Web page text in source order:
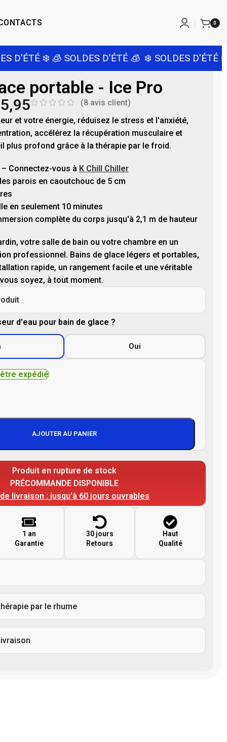
0
❄️🧊 SOLDES D'ÉTÉ 🧊 ❄️ SOLDES D'ÉTÉ ❄️🧊
portable - Ice Pro
(8avis client)
et votre énergie, réduisez le stress et l'anxiété,
accélérez la récupération musculaire et
plus profond grâce à la thérapie par le froid.
Connectez-vous à K Chill Chiller
parois en caoutchouc de 5 cm
en seulement 10 minutes
complète du corps jusqu'à 2,1 m de hauteur
votre salle de bain ou votre chambre en un
professionnel. Bains de glace légers et portables,
rapide, un rangement facile et une véritable
soyez, à tout moment.
d'eau pour bain de glace ?
Oui
expédié
AJOUTER AU PANIER
Produit en rupture de stock
PRÉCOMMANDE DISPONIBLE
livraison : jusqu'à 60 jours ouvrables
1 an
Garantie
30 jours
Retours
Haut
Qualité
par le rhume